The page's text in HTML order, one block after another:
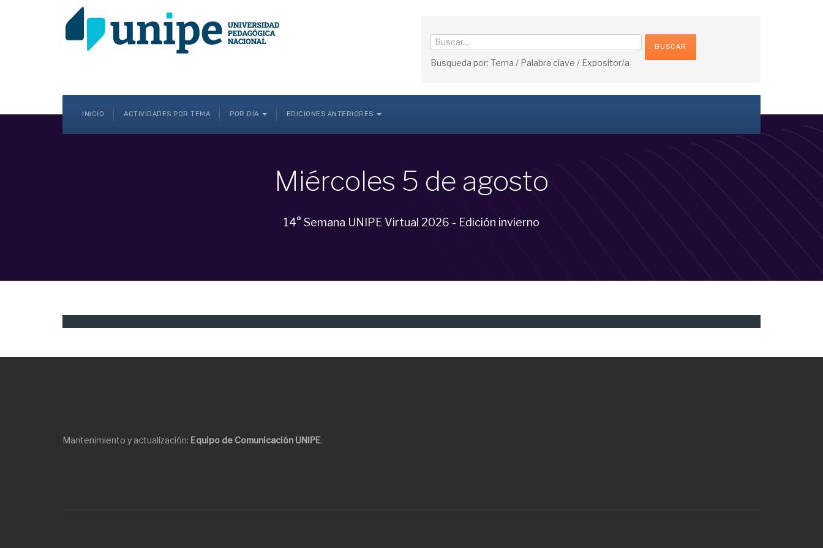
Busqueda por: Tema / Palabra clave / Expositor/a
INICIO ACTIVIDADES POR TEMA POR DÍA EDICIONES ANTERIORES
Miércoles 5 de agosto
14° Semana UNIPE Virtual 2026 - Edición invierno
Mantenimiento y actualización: Equipo de Comunicación UNIPE.